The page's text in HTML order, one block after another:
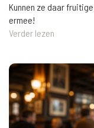
Kunnen ze daar
ermee!
Verder lezen